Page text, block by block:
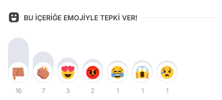
BU İÇERİĞE EMOJİYLE TEPKİ VER!
16 7 3 2 1 1 1